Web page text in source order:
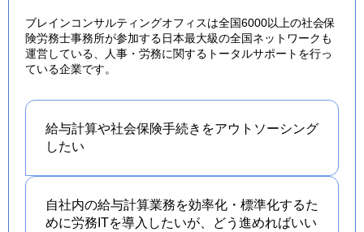
ブレインコンサルティングオフィスは全国6000以上の社会保
険労務士事務所が参加する日本最大級の全国ネットワークも
運営している、人事・労務に関するトータルサポートを行っ
ている企業です。
給与計算や社会保険手続きをアウトソーシング
したい
自社内の給与計算業務を効率化・標準化するた
めに労務ITを導入したいが、どう進めればいい